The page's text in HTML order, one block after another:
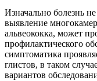
Изначально болезнь
выявление
альвеококка, может
профилактического
симптоматика
глистов, в таком
вариантов